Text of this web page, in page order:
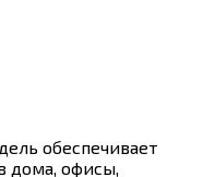
обеспечивает
дома, офисы,